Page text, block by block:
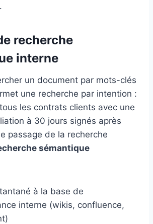
recherche
interne
un document par mots-clés
une recherche par intention :
les contrats clients avec une
à 30 jours signés après
passage de la recherche
sémantique
à la base de
interne (wikis, confluence,